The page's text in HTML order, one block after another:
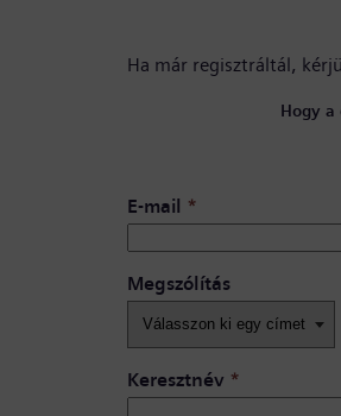
Ha már regisztráltál,
Hogy
E-mail *
Megszólítás
Keresztnév *